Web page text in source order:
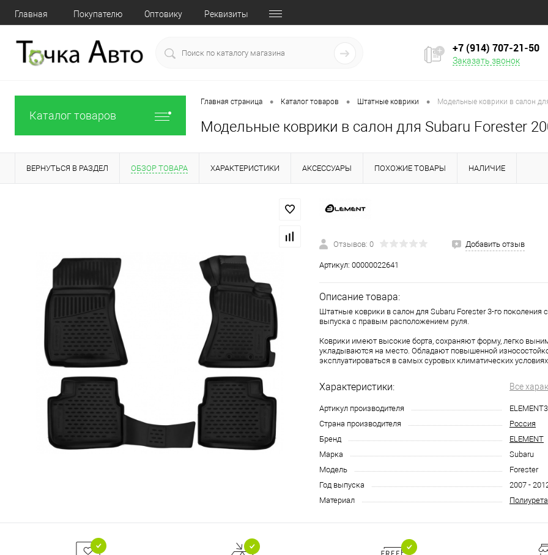
Главная Покупателю Оптовику Реквизиты
+7 (914) 707‒21‒50
Заказать звонок
Каталог товаров
Главная страница • Каталог товаров • Штатные коврики • Модельные коврики в салон
Модельные коврики в салон для Subaru Forester
ВЕРНУТЬСЯ В РАЗДЕЛ ОБЗОР ТОВАРА ХАРАКТЕРИСТИКИ АКСЕССУАРЫ ПОХОЖИЕ ТОВАРЫ НАЛИЧИЕ
Отзывов: 0 Добавить отзыв
Артикул: 00000022641
Описание товара:
Штатные коврики в салон для Subaru Forester 3-го поколения
выпуска с правым расположением руля.
Коврики имеют высокие борта, сохраняют форму, легко
укладываются на место. Обладают повышенной
эксплуатироваться в самых суровых климатических
Характеристики: Все
Артикул производителя
Страна производителя
Россия
Бренд
ELEMENT
Марка
Subaru
Модель
Forester
Год выпуска
2007 -
Материал